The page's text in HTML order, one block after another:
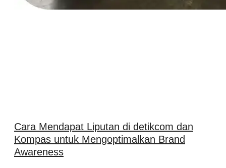
Cara Mendapat Liputan di detikcom dan
Kompas untuk Mengoptimalkan Brand
Awareness